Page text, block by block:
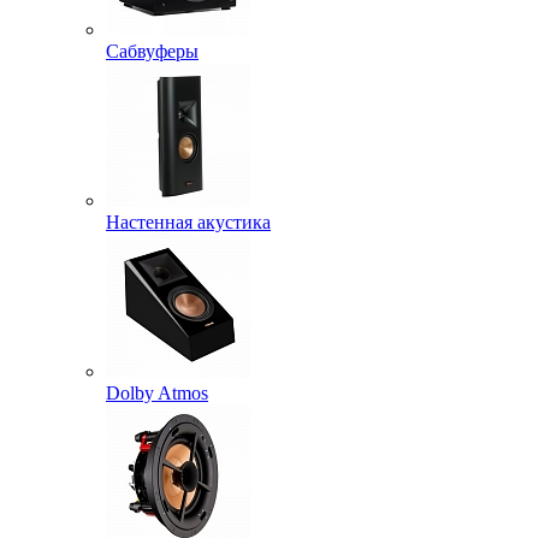
Сабвуферы
Настенная акустика
Dolby Atmos